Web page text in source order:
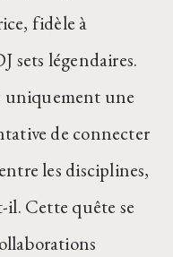
fidèle à
sets légendaires.
uniquement une
de connecter
les disciplines,
Cette quête se